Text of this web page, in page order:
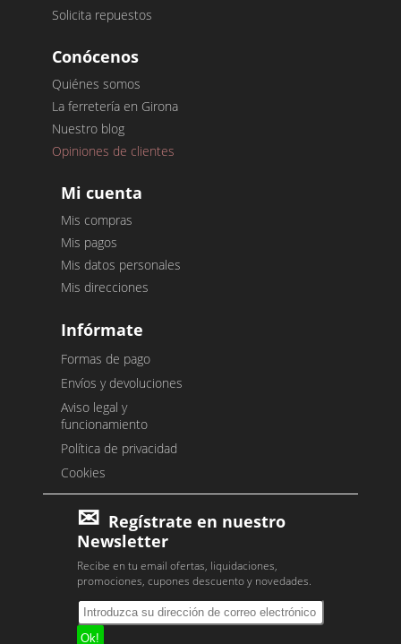
Solicita repuestos
Conócenos
Quiénes somos
La ferretería en Girona
Nuestro blog
Opiniones de clientes
Mi cuenta
Mis compras
Mis pagos
Mis datos personales
Mis direcciones
Infórmate
Formas de pago
Envíos y devoluciones
Aviso legal y
funcionamiento
Política de privacidad
Cookies
Regístrate en nuestro
Newsletter
Recibe en tu email ofertas, liquidaciones,
promociones, cupones descuento y novedades.